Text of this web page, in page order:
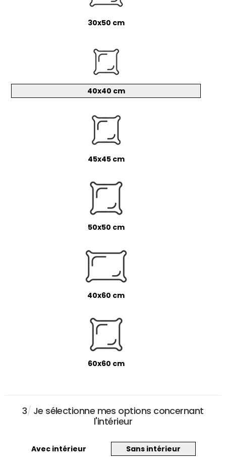
30x50 cm
40x40 cm
45x45 cm
50x50 cm
40x60 cm
60x60 cm
3/ Je sélectionne mes options concernant
l'intérieur
Avec intérieur Sans intérieur